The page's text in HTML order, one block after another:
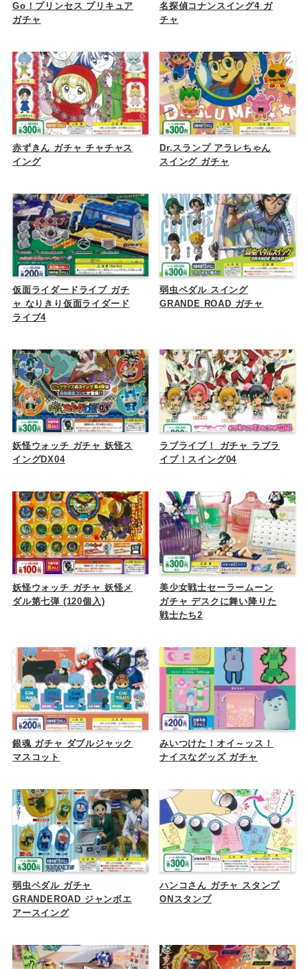
Go！プリンセス プリキュア
ガチャ
名探偵コナンスイング4 ガ
チャ
赤ずきん ガチャ チャチャス
イング
Dr.スランプ アラレちゃん
スイング ガチャ
仮面ライダードライブ ガチ
ャ なりきり仮面ライダード
ライブ4
弱虫ペダル スイング
GRANDE ROAD ガチャ
妖怪ウォッチ ガチャ 妖怪ス
イングDX04
ラブライブ！ ガチャ ラブラ
イブ！スイング04
妖怪ウォッチ ガチャ 妖怪メ
ダル第七弾 (120個入)
美少女戦士セーラームーン
ガチャ デスクに舞い降りた
戦士たち2
銀魂 ガチャ ダブルジャック
マスコット
みいつけた！オイ～ッス！
ナイスなグッズ ガチャ
弱虫ペダル ガチャ
GRANDEROAD ジャンボエ
アースイング
ハンコさん ガチャ スタンプ
ONスタンプ